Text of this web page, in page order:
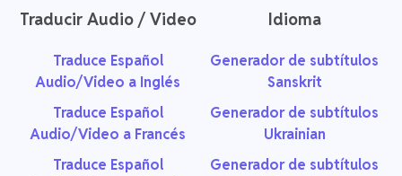
Traducir Audio / Video
Traduce Español
Audio/Video a Inglés
Traduce Español
Audio/Video a Francés
Traduce Español
Idioma
Generador de subtítulos
Sanskrit
Generador de subtítulos
Ukrainian
Generador de subtítulos